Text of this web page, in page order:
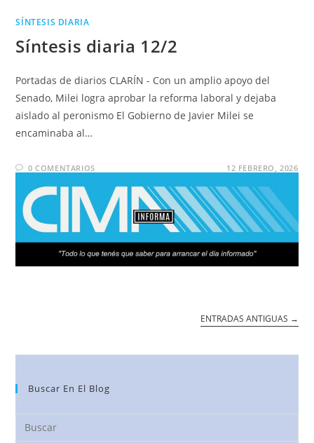
SÍNTESIS DIARIA
Síntesis diaria 12/2
Portadas de diarios CLARÍN - Con un amplio apoyo del
Senado, Milei logra aprobar la reforma laboral y dejaba
aislado al peronismo El Gobierno de Javier Milei se
encaminaba al…
0 COMENTARIOS 12 FEBRERO, 2026
ENTRADAS ANTIGUAS →
Buscar En El Blog